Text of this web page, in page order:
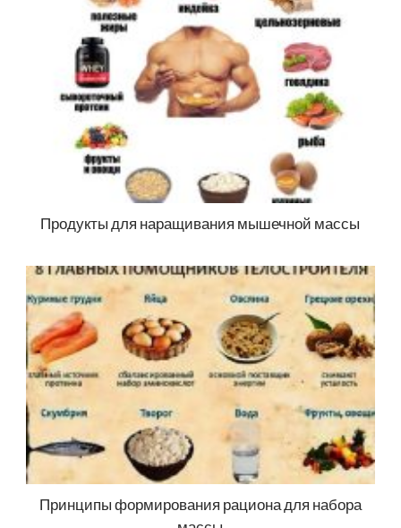
Продукты для наращивания мышечной массы
Принципы формирования рациона для набора